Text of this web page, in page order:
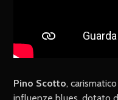
Pino Scotto,
influenze blues, dotato